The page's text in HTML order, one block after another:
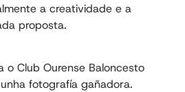
a creatividade e a
proposta.
o Club Ourense Baloncesto
fotografía gañadora.